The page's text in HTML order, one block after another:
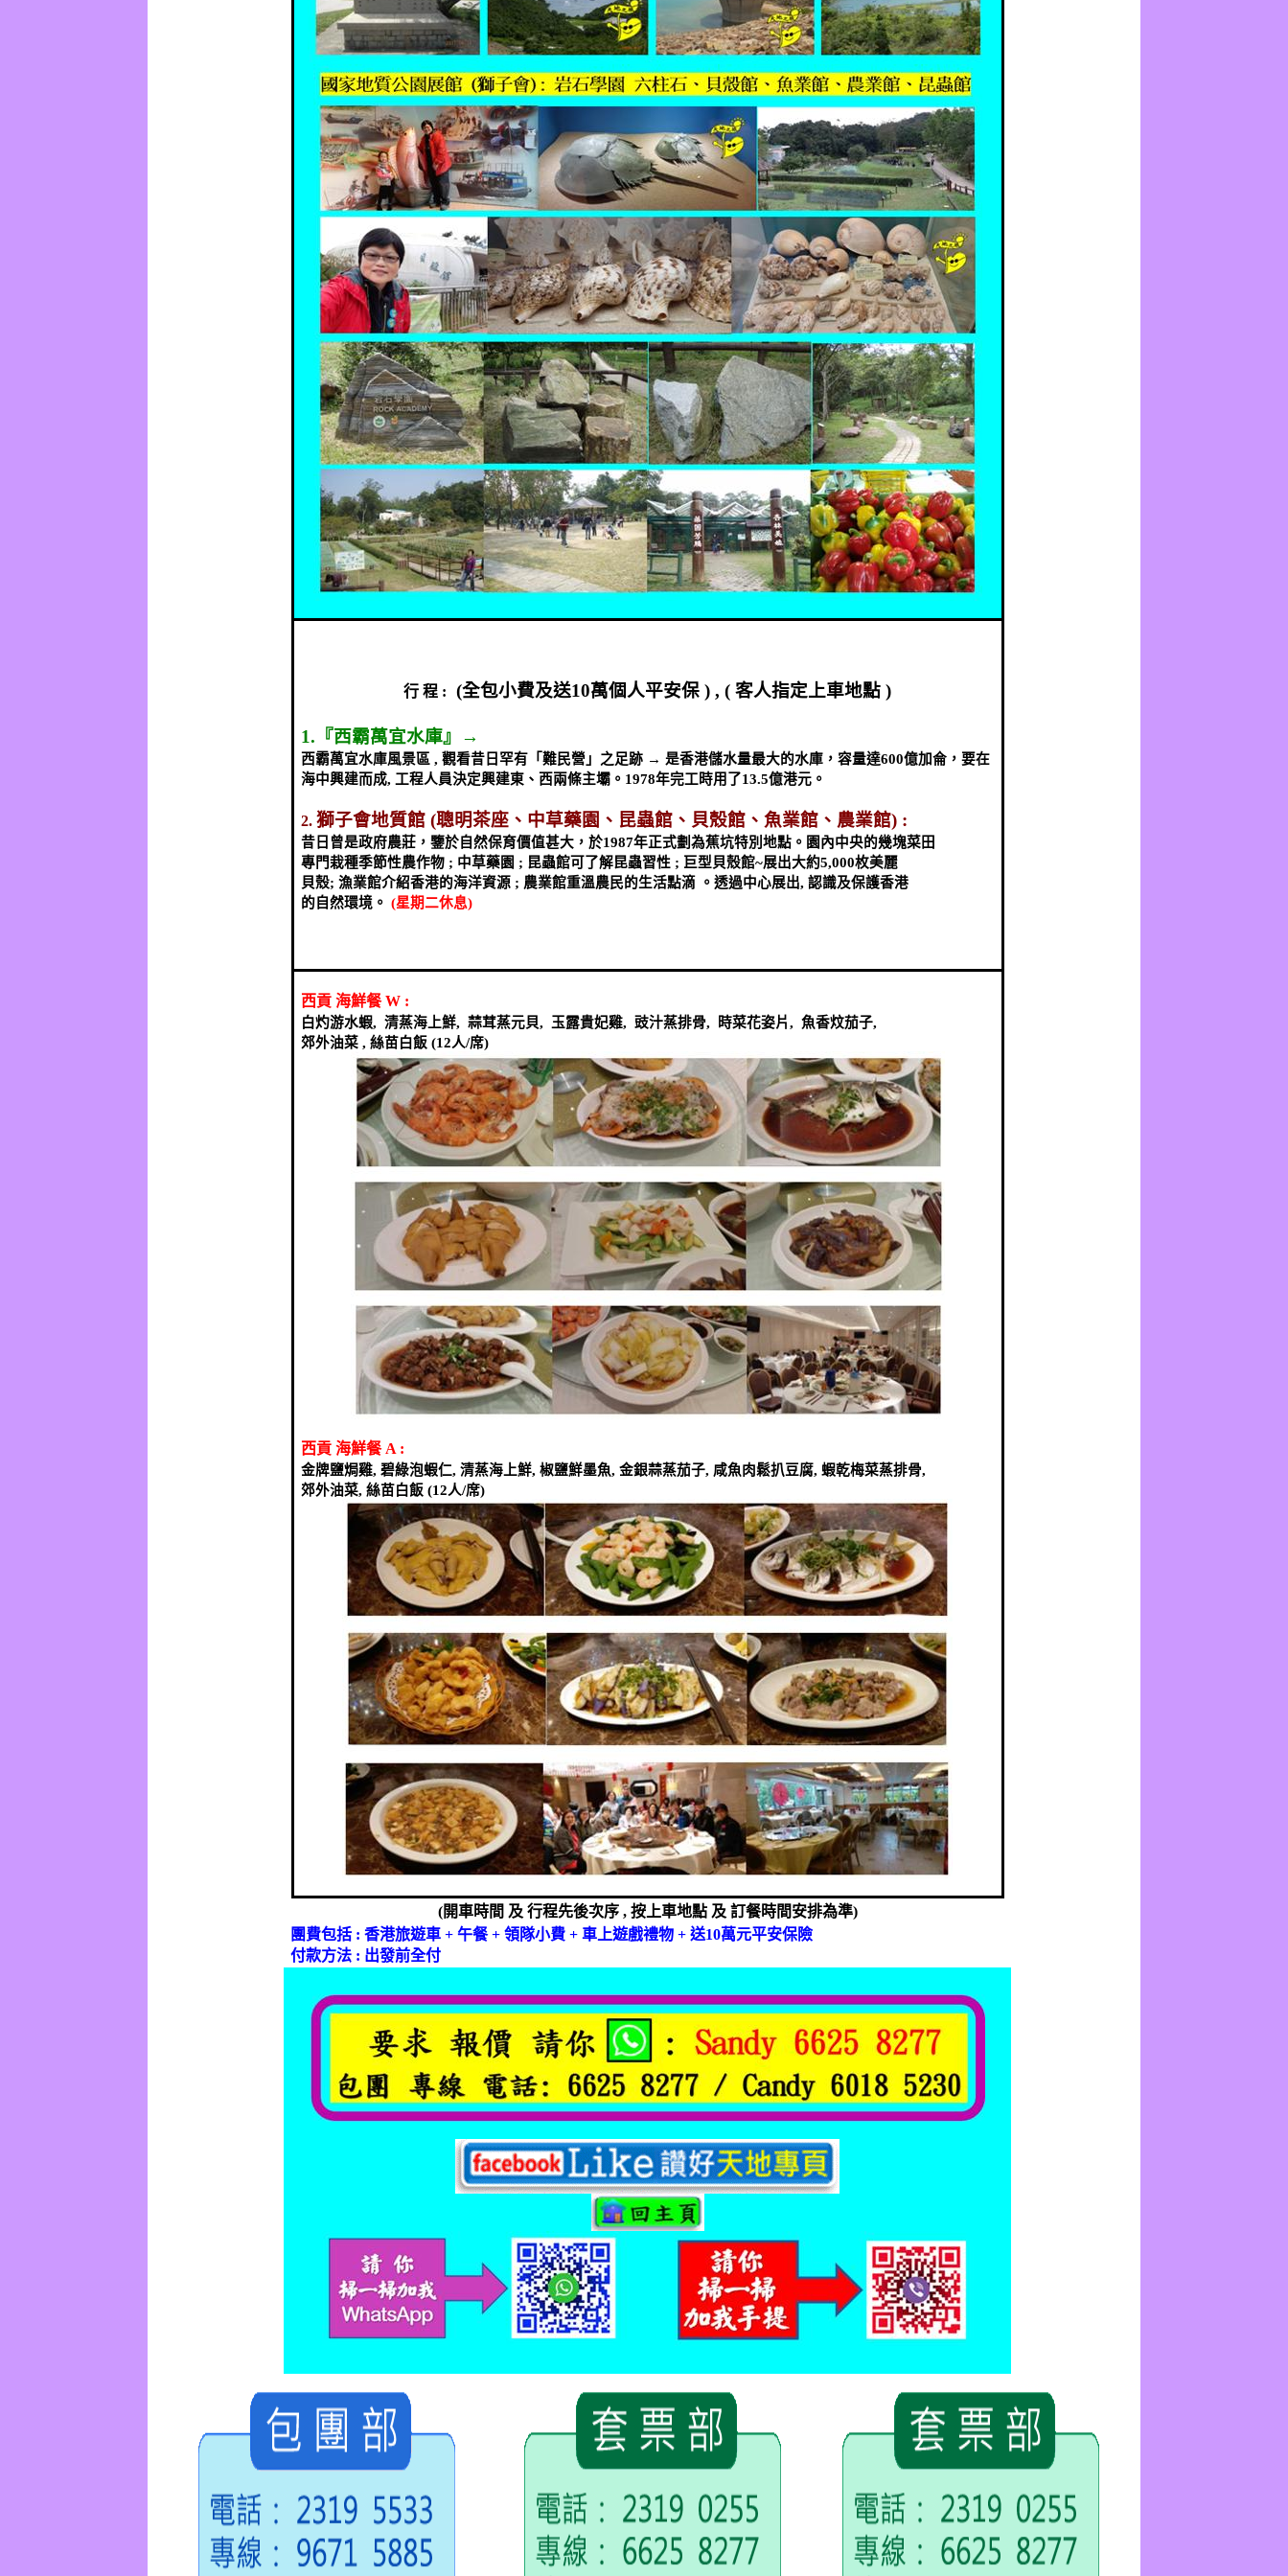
行 程 : (全包小費及送10萬個人平安保 ) , (客人指定上車地點 )
1. 『西霸萬宜水庫』→
西霸萬宜水庫風景區 , 觀看昔日罕有「難民營」之足跡 → 是香港儲水量最大的水庫，容量達600億加侖，要在
海中興建而成, 工程人員決定興建東、西兩條主壩。 1978年完工時用了13.5億港元。
2. 獅子會地質館 (聰明茶座、中草藥園、昆蟲館、貝殼館、魚業館、農業館) :
昔日曾是政府農莊，鑒於自然保育價值甚大，於1987年正式劃為蕉坑特別地點。園內中央的幾塊菜田
專門栽種季節性農作物; 中草藥園 ; 昆蟲館可了解昆蟲習性; 巨型貝殼館~展出大約5,000枚美麗
貝殼; 漁業館介紹香港的海洋資源; 農業館重溫農民的生活點滴 。透過中心展出, 認識及保護香港
的自然環境。 (星期二休息)
西貢 海鮮餐W :
白灼游水蝦, 清蒸海上鮮, 蒜茸蒸元貝, 玉露貴妃雞, 豉汁蒸排骨, 時菜花姿片, 魚香炆茄子,
郊外油菜 , 絲苗白飯 (12人/席)
西貢 海鮮餐A :
金牌鹽焗雞, 碧綠泡蝦仁, 清蒸海上鮮, 椒鹽鮮墨魚, 金銀蒜蒸茄子, 咸魚肉鬆扒豆腐, 蝦乾梅菜蒸排骨,
郊外油菜, 絲苗白飯 (12人/席)
(開車時間 及 行程先後次序, 按上車地點 及 訂餐時間安排為準)
團費包括 :香港旅遊車 +午餐+領隊小費 +車上遊戲禮物 +送10萬元平安保險
付款方法 : 出發前全付